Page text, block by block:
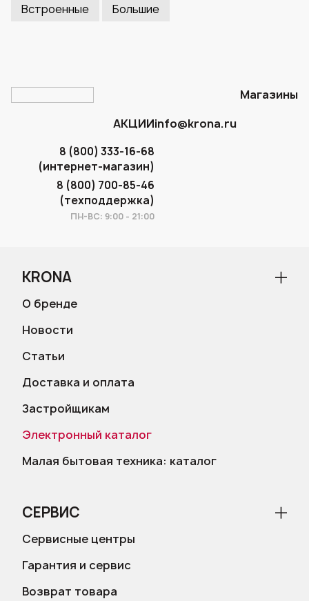
Встроенные
Большие
Магазины
АКЦИИinfo@krona.ru
8 (800) 333-16-68
(интернет-магазин)
8 (800) 700-85-46
(техподдержка)
ПН-ВС: 9:00 - 21:00
KRONA
О бренде
Новости
Статьи
Доставка и оплата
Застройщикам
Электронный каталог
Малая бытовая техника: каталог
СЕРВИС
Сервисные центры
Гарантия и сервис
Возврат товара